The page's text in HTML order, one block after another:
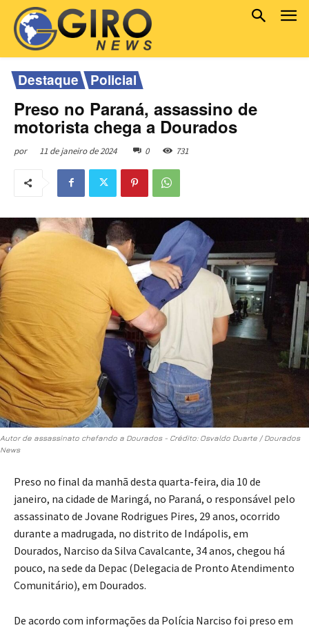
Destaque Policial
Preso no Paraná, assassino de
motorista chega a Dourados
por 11 de janeiro de 2024 0 731
Autor de assassinato chefando a Dourados - Crédito: Osvaldo Duarte / Dourados
News
Preso no final da manhã desta quarta-feira, dia 10 de
janeiro, na cidade de Maringá, no Paraná, o responsável pelo
assassinato de Jovane Rodrigues Pires, 29 anos, ocorrido
durante a madrugada, no distrito de Indápolis, em
Dourados, Narciso da Silva Cavalcante, 34 anos, chegou há
pouco, na sede da Depac (Delegacia de Pronto Atendimento
Comunitário), em Dourados.
De acordo com informações da Polícia Narciso foi preso em